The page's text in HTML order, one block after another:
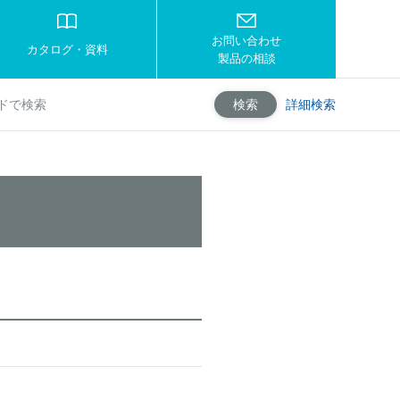
カタログ・資料
お問い合わせ
製品の相談
検索 詳細検索